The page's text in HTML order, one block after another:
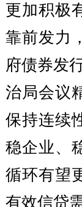
更加积极
靠前发力
府债券发
治局会议
保持连续
稳企业、
循环有望
有效信贷